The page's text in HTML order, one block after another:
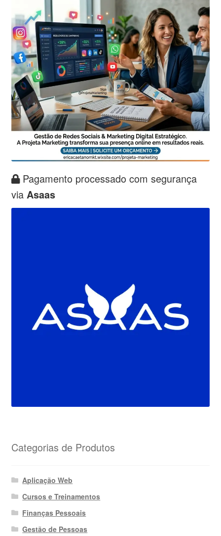
Pagamento processado com segurança
via Asaas
Categorias de Produtos
Aplicação Web
Cursos e Treinamentos
Finanças Pessoais
Gestão de Pessoas